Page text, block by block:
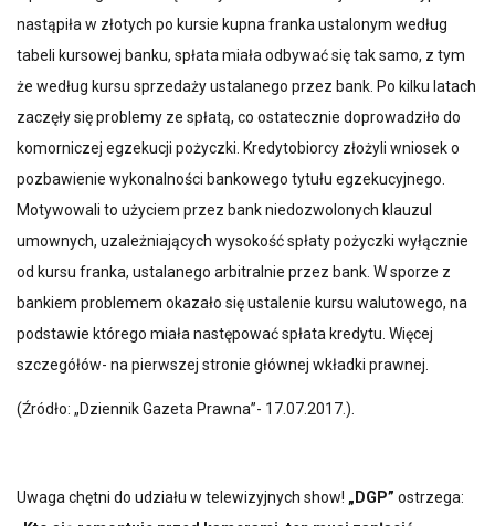
nastąpiła w złotych po kursie kupna franka ustalonym według
tabeli kursowej banku, spłata miała odbywać się tak samo, z tym
że według kursu sprzedaży ustalanego przez bank. Po kilku latach
zaczęły się problemy ze spłatą, co ostatecznie doprowadziło do
komorniczej egzekucji pożyczki. Kredytobiorcy złożyli wniosek o
pozbawienie wykonalności bankowego tytułu egzekucyjnego.
Motywowali to użyciem przez bank niedozwolonych klauzul
umownych, uzależniających wysokość spłaty pożyczki wyłącznie
od kursu franka, ustalanego arbitralnie przez bank. W sporze z
bankiem problemem okazało się ustalenie kursu walutowego, na
podstawie którego miała następować spłata kredytu. Więcej
szczegółów- na pierwszej stronie głównej wkładki prawnej.
(Źródło: „Dziennik Gazeta Prawna”- 17.07.2017.).
Uwaga chętni do udziału w telewizyjnych show! „DGP” ostrzega: